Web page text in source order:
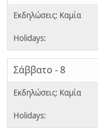
Σάββατο - 8